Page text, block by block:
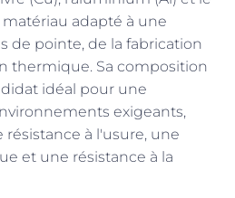
adapté à une
de pointe, de la fabrication
thermique. Sa composition
idéal pour une
exigeants,
à l'usure, une
et une résistance à la